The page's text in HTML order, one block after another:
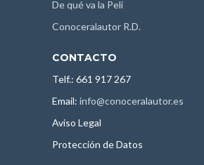
De qué va la Peli
Conoceralautor R.D.
CONTACTO
Telf.: 661 917 267
Email: info@conoceralautor.es
Aviso Legal
Protección de Datos